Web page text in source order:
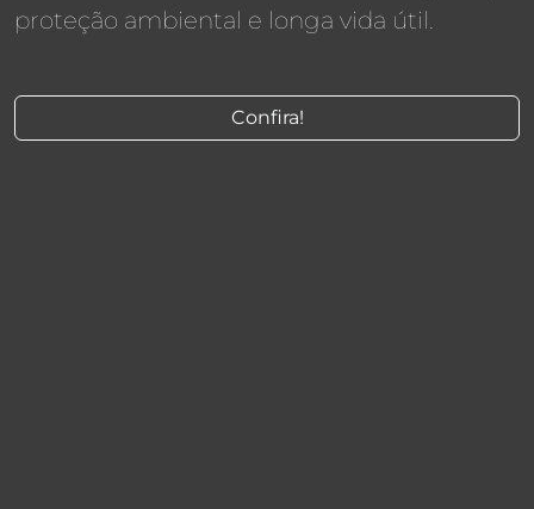
proteção ambiental e longa vida útil.
Confira!